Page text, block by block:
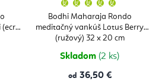
Bodhi Maharaja Rondo
meditačný vankúš Lotus Berry
(ružový) 32 x 20 cm
produktu
je
5,0
z
5
Skladom (2 ks)
od 36,50 €